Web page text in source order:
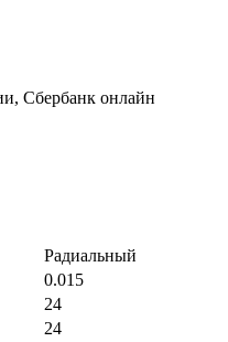
Сбербанк онлайн
Радиальный
0.015
24
24